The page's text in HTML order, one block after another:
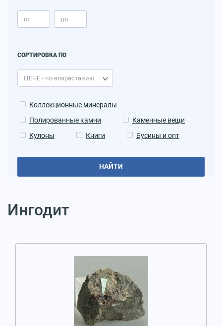
СОРТИРОВКА ПО
Коллекционные минералы
Полированные камни
Каменные вещи
Кулоны
Книги Бусины и опт
НАЙТИ
Ингодит